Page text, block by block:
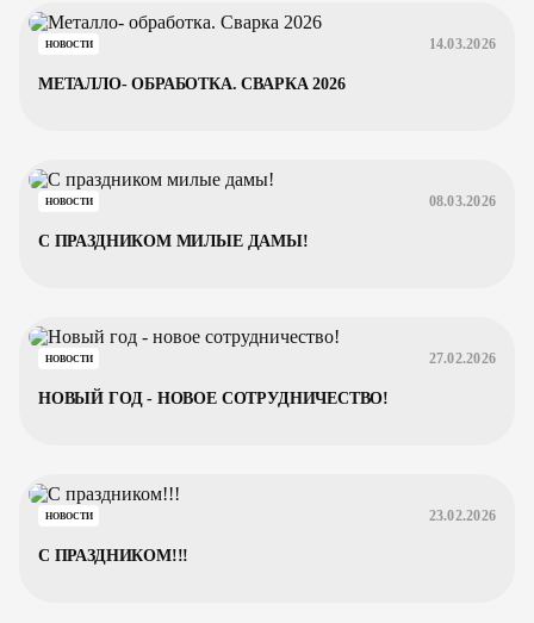
НОВОСТИ 14.03.2026
МЕТАЛЛО- ОБРАБОТКА. СВАРКА 2026
НОВОСТИ 08.03.2026
С ПРАЗДНИКОМ МИЛЫЕ ДАМЫ!
НОВОСТИ 27.02.2026
НОВЫЙ ГОД - НОВОЕ СОТРУДНИЧЕСТВО!
НОВОСТИ 23.02.2026
С ПРАЗДНИКОМ!!!